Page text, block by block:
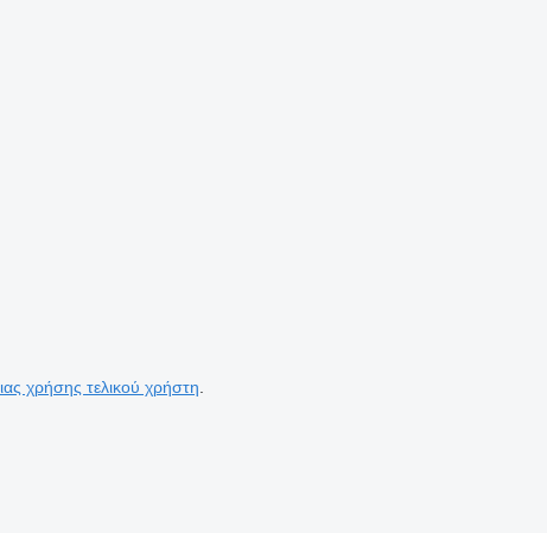
χρήσης τελικού χρήστη